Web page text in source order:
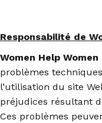
Responsabilité de
Women Help Women
problèmes
l’utilisation du site
préjudices résultant
Ces problèmes